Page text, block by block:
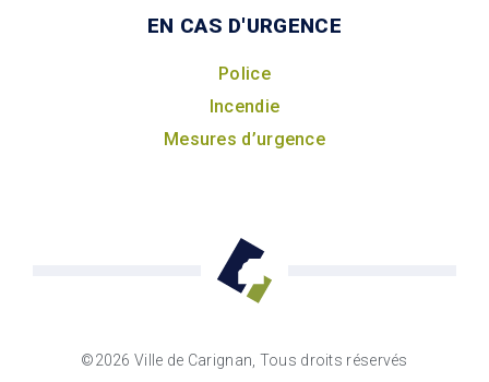
EN CAS D'URGENCE
Police
Incendie
Mesures d’urgence
©2026 Ville de Carignan, Tous droits réservés